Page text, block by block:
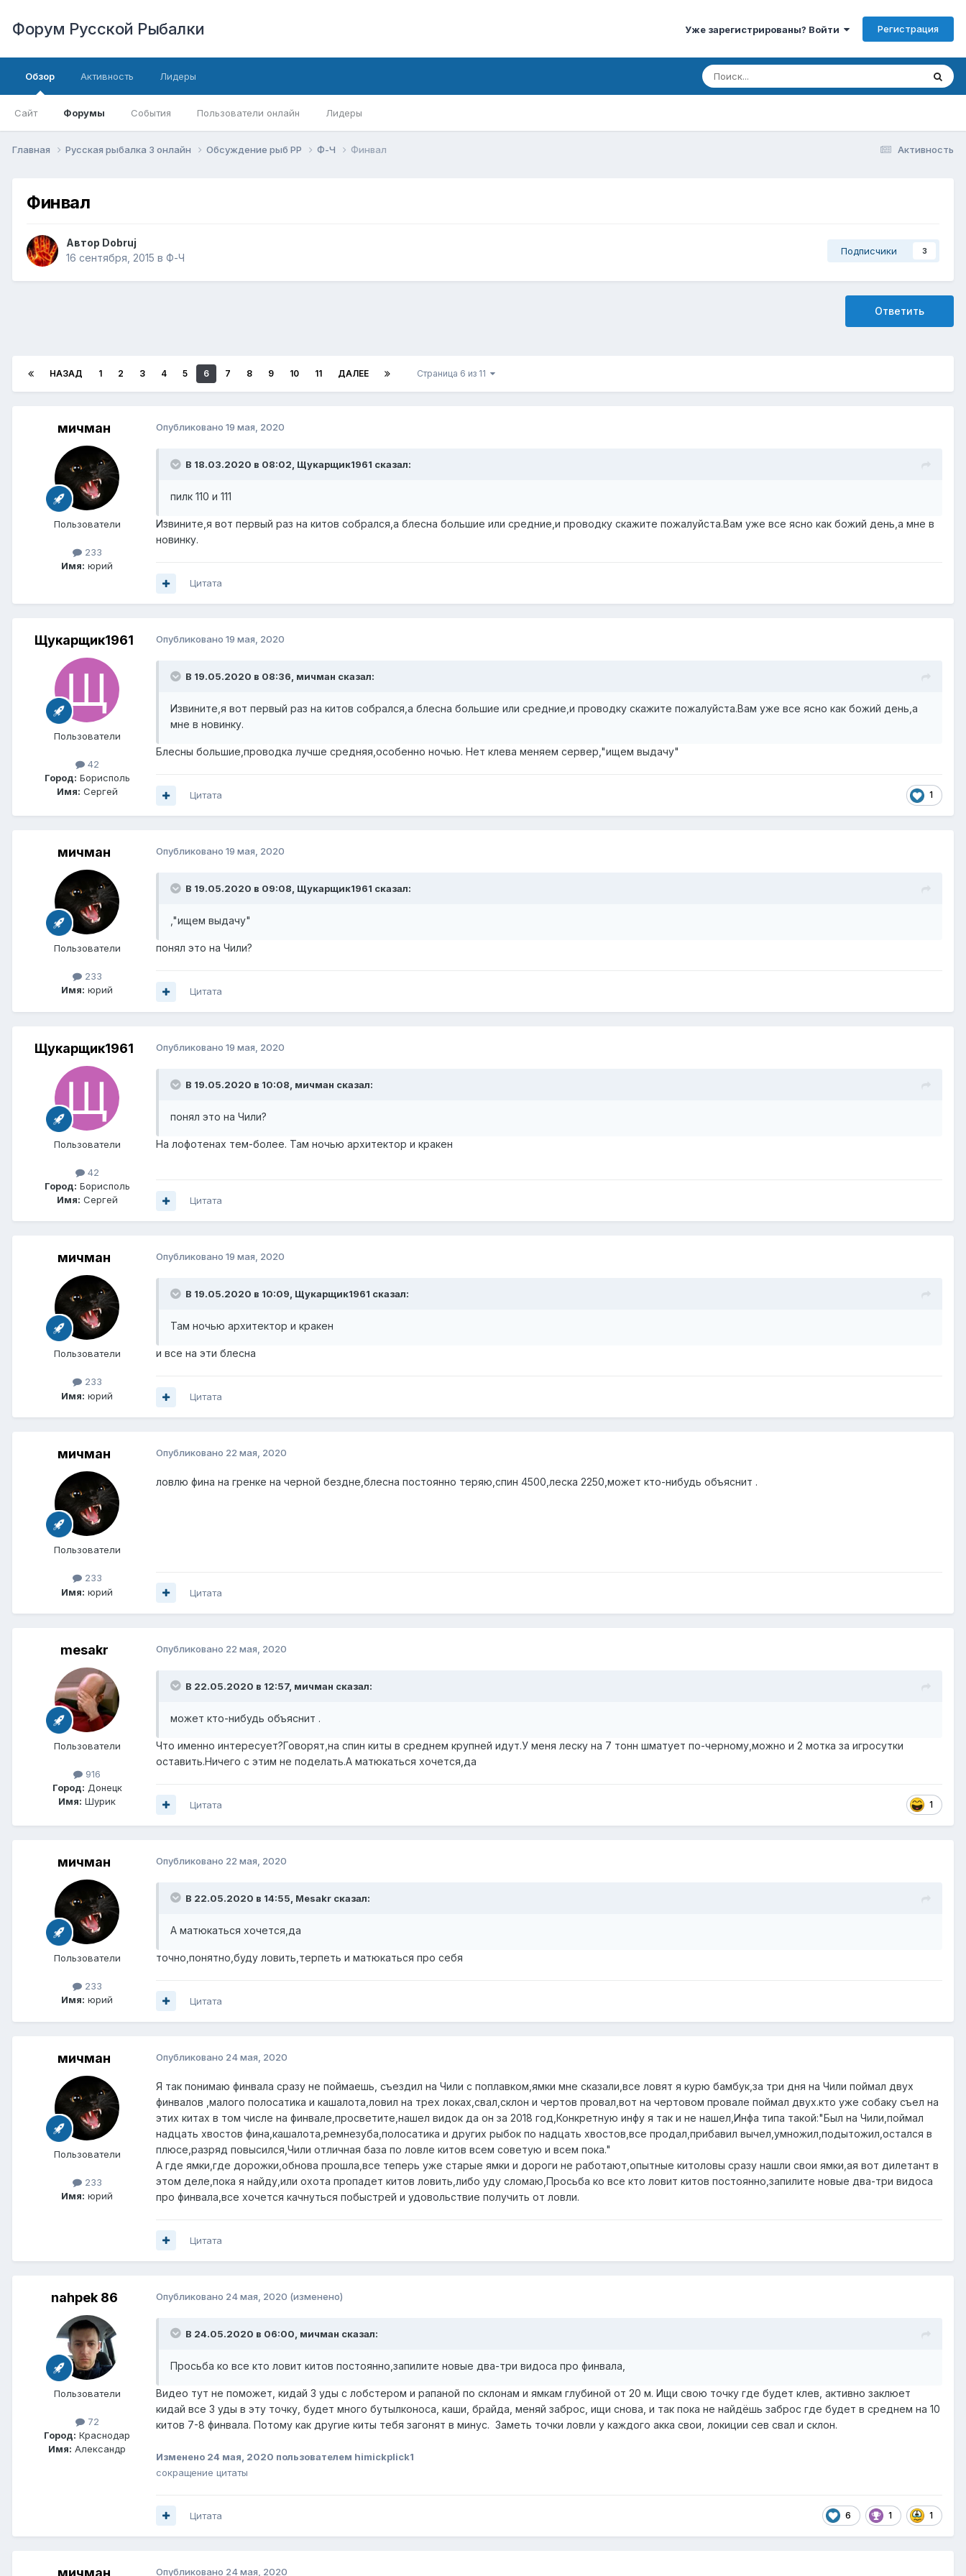
Форум Русской Рыбалки Уже зарегистрированы? Войти Регистрация
Обзор
Сайт Форумы События Пользователи онлайн Лидеры
Активность Лидеры
Активность
Главная Русская рыбалка 3 онлайн Обсуждение рыб РР Ф-Ч Финвал
Финвал
Автор Dobruj
16 сентября, 2015 в Ф-Ч
Подписчики 3
Ответить
НАЗАД 1 2 3 4 5 6 7 8 9 10 11 ДАЛЕЕ Страница 6 из 11
мичман
Пользователи
233
Имя: юрий
Опубликовано 19 мая, 2020
В 18.03.2020 в 08:02, Щукарщик1961 сказал:
пилк 110 и 111
Извините,я вот первый раз на китов собрался,а блесна большие или средние,и проводку скажите пожалуйста.Вам уже все ясно как божий день,а мне в
новинку.
Цитата
Щукарщик1961
Пользователи
42
Город: Борисполь
Имя: Сергей
Опубликовано 19 мая, 2020
В 19.05.2020 в 08:36, мичман сказал:
Извините,я вот первый раз на китов собрался,а блесна большие или средние,и проводку скажите пожалуйста.Вам уже все ясно как божий день,а
мне в новинку.
Блесны большие,проводка лучше средняя,особенно ночью. Нет клева меняем сервер,"ищем выдачу"
1
Цитата
мичман
Пользователи
233
Имя: юрий
Опубликовано 19 мая, 2020
В 19.05.2020 в 09:08, Щукарщик1961 сказал:
,"ищем выдачу"
понял это на Чили?
Цитата
Щукарщик1961
Пользователи
42
Город: Борисполь
Имя: Сергей
Опубликовано 19 мая, 2020
В 19.05.2020 в 10:08, мичман сказал:
понял это на Чили?
На лофотенах тем-более. Там ночью архитектор и кракен
Цитата
мичман
Пользователи
233
Имя: юрий
Опубликовано 19 мая, 2020
В 19.05.2020 в 10:09, Щукарщик1961 сказал:
Там ночью архитектор и кракен
и все на эти блесна
Цитата
мичман
Пользователи
233
Имя: юрий
Опубликовано 22 мая, 2020
ловлю фина на гренке на черной бездне,блесна постоянно теряю,спин 4500,леска 2250,может кто-нибудь объяснит .
Цитата
mesakr
Пользователи
916
Город: Донецк
Имя: Шурик
Опубликовано 22 мая, 2020
В 22.05.2020 в 12:57, мичман сказал:
может кто-нибудь объяснит .
Что именно интересует?Говорят,на спин киты в среднем крупней идут.У меня леску на 7 тонн шматует по-черному,можно и 2 мотка за игросутки
оставить.Ничего с этим не поделать.А матюкаться хочется,да
1
Цитата
мичман
Пользователи
233
Имя: юрий
Опубликовано 22 мая, 2020
В 22.05.2020 в 14:55, Mesakr сказал:
А матюкаться хочется,да
точно,понятно,буду ловить,терпеть и матюкаться про себя
Цитата
мичман
Пользователи
233
Имя: юрий
Опубликовано 24 мая, 2020
Я так понимаю финвала сразу не поймаешь, съездил на Чили с поплавком,ямки мне сказали,все ловят я курю бамбук,за три дня на Чили поймал двух
финвалов ,малого полосатика и кашалота,ловил на трех локах,свал,склон и чертов провал,вот на чертовом провале поймал двух.кто уже собаку съел на
этих китах в том числе на финвале,просветите,нашел видок да он за 2018 год,Конкретную инфу я так и не нашел,Инфа типа такой:"Был на Чили,поймал
надцать хвостов фина,кашалота,ремнезуба,полосатика и других рыбок по надцать хвостов,все продал,прибавил вычел,умножил,подытожил,остался в
плюсе,разряд повысился,Чили отличная база по ловле китов всем советую и всем пока."
А где ямки,где дорожки,обнова прошла,все теперь уже старые ямки и дороги не работают,опытные китоловы сразу нашли свои ямки,ая вот дилетант в
этом деле,пока я найду,или охота пропадет китов ловить,либо уду сломаю,Просьба ко все кто ловит китов постоянно,запилите новые два-три видоса
про финвала,все хочется качнуться побыстрей и удовольствие получить от ловли.
Цитата
nahpek 86
Пользователи
72
Город: Краснодар
Имя: Александр
Опубликовано 24 мая, 2020 (изменено)
В 24.05.2020 в 06:00, мичман сказал:
Просьба ко все кто ловит китов постоянно,запилите новые два-три видоса про финвала,
Видео тут не поможет, кидай 3 уды с лобстером и рапаной по склонам и ямкам глубиной от 20 м. Ищи свою точку где будет клев, активно заклюет
кидай все 3 уды в эту точку, будет много бутылконоса, каши, брайда, меняй заброс, ищи снова, и так пока не найдёшь заброс где будет в среднем на 10
китов 7-8 финвала. Потому как другие киты тебя загонят в минус. Заметь точки ловли у каждого акка свои, локиции сев свал и склон.
Изменено 24 мая, 2020 пользователем himickplick1
сокращение цитаты
6 1 1
Цитата
мичман Опубликовано 24 мая, 2020